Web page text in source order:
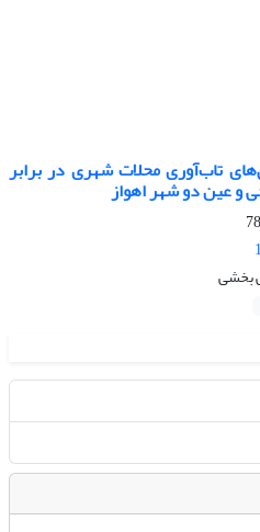
تاب‌آوری محلات شهری در برابر
و عین دو شهر اهواز
بخشی